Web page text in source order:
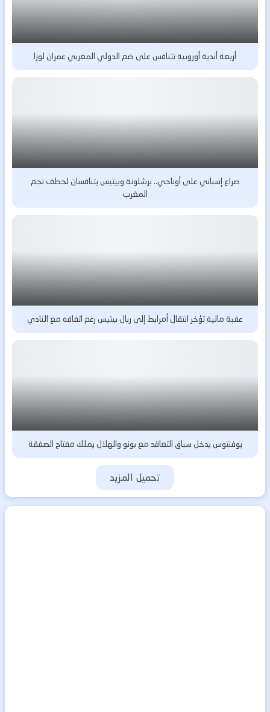
أربعة أندية أوروبية تتنافس على ضم الدولي المغربي عمران لوزا
صراع إسباني على أوناحي.. برشلونة وبيتيس يتنافسان لخطف نجم
المغرب
عقبة مالية تؤخر انتقال أمرابط إلى ريال بيتيس رغم اتفاقه مع النادي
يوفنتوس يدخل سباق التعاقد مع بونو والهلال يملك مفتاح الصفقة
تحميل المزيد